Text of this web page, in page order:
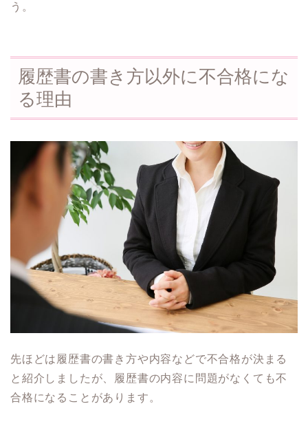
う。
履歴書の書き方以外に不合格にな
る理由
先ほどは履歴書の書き方や内容などで不合格が決まる
と紹介しましたが、履歴書の内容に問題がなくても不
合格になることがあります。